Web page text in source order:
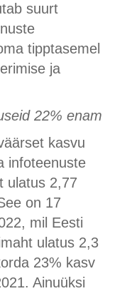
suurt
tipptasemel
ja
22% enam
kasvu
infoteenuste
ulatus 2,77
on 17
mil Eesti
ulatus 2,3
23% kasv
Ainuüksi